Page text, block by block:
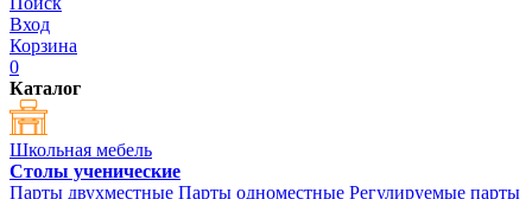
Вход
Корзина
0
Каталог
Школьная мебель
Столы ученические
Парты двухместные Парты одноместные Регулируемые парты